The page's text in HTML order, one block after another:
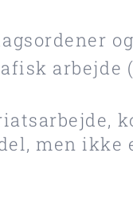
arbejde
men ikke